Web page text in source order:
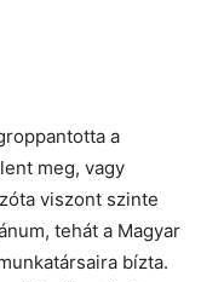
a
meg, vagy
viszont szinte
tehát a Magyar
bízta.